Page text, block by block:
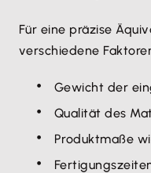
Für eine präzise
verschiedene
Gewicht der
Qualität des
Produktmaße